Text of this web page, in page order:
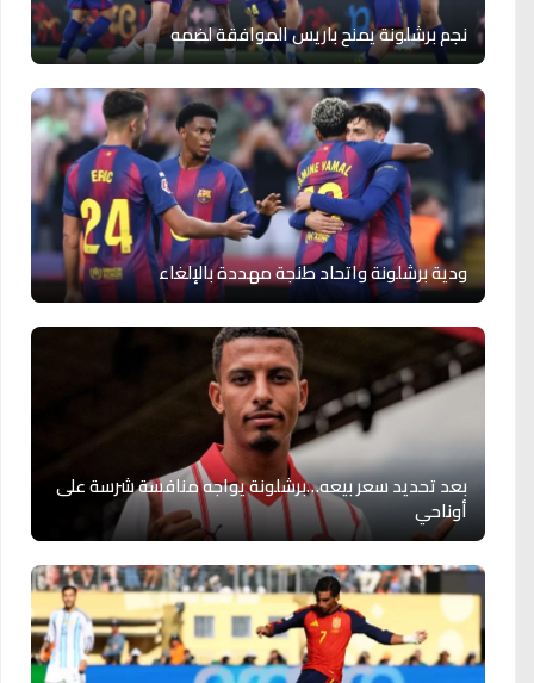
نجم برشلونة يمنح باريس الموافقة لضمه
ودية برشلونة واتحاد طنجة مهددة بالإلغاء
بعد تحديد سعر بيعه…برشلونة يواجه منافسة شرسة على
أوناحي